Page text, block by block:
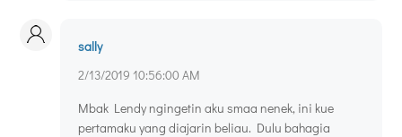
sally
2/13/2019 10:56:00 AM
Mbak Lendy ngingetin aku smaa nenek, ini kue
pertamaku yang diajarin beliau. Dulu bahagia